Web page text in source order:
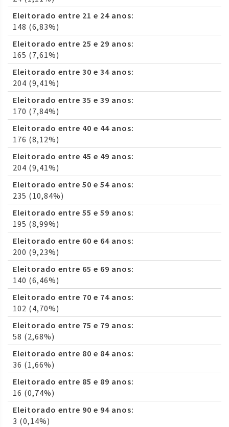
Eleitorado entre 21 e 24 anos:
148 (6,83%)
Eleitorado entre 25 e 29 anos:
165 (7,61%)
Eleitorado entre 30 e 34 anos:
204 (9,41%)
Eleitorado entre 35 e 39 anos:
170 (7,84%)
Eleitorado entre 40 e 44 anos:
176 (8,12%)
Eleitorado entre 45 e 49 anos:
204 (9,41%)
Eleitorado entre 50 e 54 anos:
235 (10,84%)
Eleitorado entre 55 e 59 anos:
195 (8,99%)
Eleitorado entre 60 e 64 anos:
200 (9,23%)
Eleitorado entre 65 e 69 anos:
140 (6,46%)
Eleitorado entre 70 e 74 anos:
102 (4,70%)
Eleitorado entre 75 e 79 anos:
58 (2,68%)
Eleitorado entre 80 e 84 anos:
36 (1,66%)
Eleitorado entre 85 e 89 anos:
16 (0,74%)
Eleitorado entre 90 e 94 anos:
3 (0,14%)